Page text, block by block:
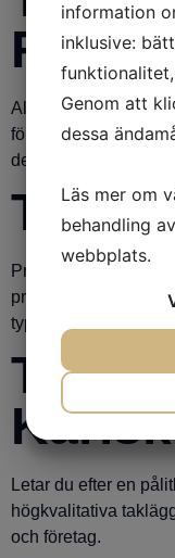
Alla våra skickliga
för att du ska känna
det färdiga resultatet.
Professionella
professionella
typer av takarbeten.
Letar du efter en
högkvalitativa
och företag.
information
inklusive:
Genom att
dessa
Läs mer om
behandling
webbplats.